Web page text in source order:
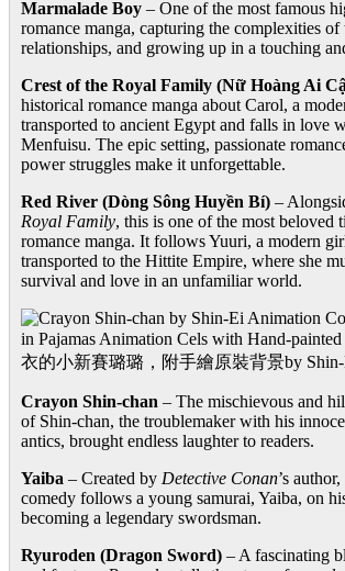
Marmalade Boy – One of the most famous
romance manga, capturing the complexities of
relationships, and growing up in a touching
Crest of the Royal Family (Nữ Hoàng Ai
historical romance manga about Carol, a
transported to ancient Egypt and falls in love
Menfuisu. The epic setting, passionate
power struggles make it unforgettable.
Red River (Dòng Sông Huyền Bí) –
Royal Family, this is one of the most beloved
romance manga. It follows Yuuri, a modern
transported to the Hittite Empire, where she
survival and love in an unfamiliar world.
Crayon Shin-chan – The mischievous and
of Shin-chan, the troublemaker with his
antics, brought endless laughter to readers.
Yaiba – Created by Detective Conan’s
comedy follows a young samurai, Yaiba, on
becoming a legendary swordsman.
Ryuroden (Dragon Sword) – A fascinating